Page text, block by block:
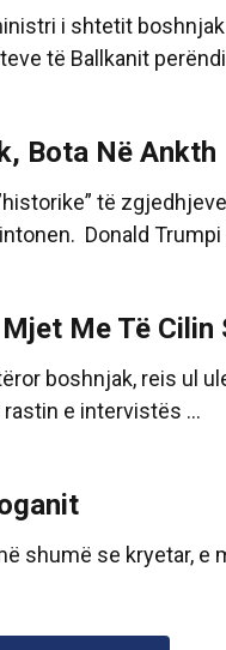
i shtetit
të Ballkanit
Bota Në Ankth
të
Donald
Me Të Cilin
boshnjak, reis ul
e intervistës ...
shumë se kryetar,